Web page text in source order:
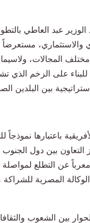
عبد العاطي
والاستثماري،
المجالات،
على الزخم الذي
بين البلدين
باعتبارها نموذجاً
التعاون بين دول
عن التطلع لمواصلة
المصرية
بين الشعوب